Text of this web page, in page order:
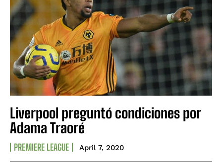
Liverpool preguntó condiciones por
Adama Traoré
PREMIERE LEAGUE April 7, 2020